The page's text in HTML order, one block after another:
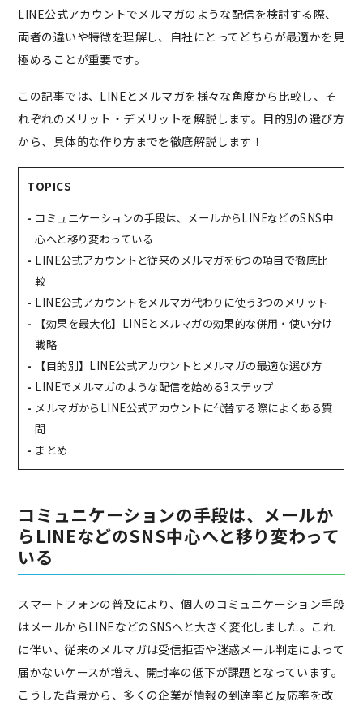
LINE公式アカウントでメルマガのような配信を検討する際、
両者の違いや特徴を理解し、自社にとってどちらが最適かを見
極めることが重要です。
この記事では、LINEとメルマガを様々な角度から比較し、そ
れぞれのメリット・デメリットを解説します。目的別の選び方
から、具体的な作り方までを徹底解説します！
TOPICS
コミュニケーションの手段は、メールからLINEなどのSNS中
心へと移り変わっている
LINE公式アカウントと従来のメルマガを6つの項目で徹底比
較
LINE公式アカウントをメルマガ代わりに使う3つのメリット
【効果を最大化】LINEとメルマガの効果的な併用・使い分け
戦略
【目的別】LINE公式アカウントとメルマガの最適な選び方
LINEでメルマガのような配信を始める3ステップ
メルマガからLINE公式アカウントに代替する際によくある質
問
まとめ
コミュニケーションの手段は、メールか
らLINEなどのSNS中心へと移り変わって
いる
スマートフォンの普及により、個人のコミュニケーション手段
はメールからLINEなどのSNSへと大きく変化しました。これ
に伴い、従来のメルマガは受信拒否や迷惑メール判定によって
届かないケースが増え、開封率の低下が課題となっています。
こうした背景から、多くの企業が情報の到達率と反応率を改